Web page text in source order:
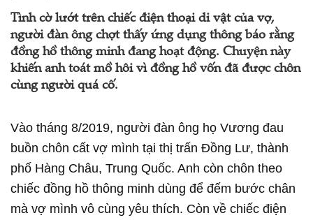
Tình cờ lướt trên chiếc điện thoại di vật của vợ,
người đàn ông chợt thấy ứng dụng thông báo rằng
đồng hồ thông minh đang hoạt động. Chuyện này
khiến anh toát mồ hôi vì đồng hồ vốn đã được chôn
cùng người quá cố.
Vào tháng 8/2019, người đàn ông họ Vương đau
buồn chôn cất vợ mình tại thị trấn Đồng Lư, thành
phố Hàng Châu, Trung Quốc. Anh còn chôn theo
chiếc đồng hồ thông minh dùng để đếm bước chân
mà vợ mình vô cùng yêu thích. Còn về chiếc điện